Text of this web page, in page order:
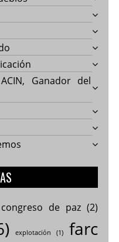
Ganador del
congreso de paz(2)
explotación (1)
farc